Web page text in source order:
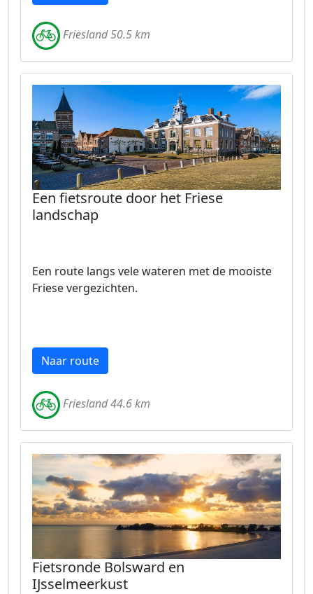
Friesland 50.5 km
Een fietsroute door het Friese
landschap
Een route langs vele wateren met de mooiste
Friese vergezichten.
Naar route
Friesland 44.6 km
Fietsronde Bolsward en
IJsselmeerkust